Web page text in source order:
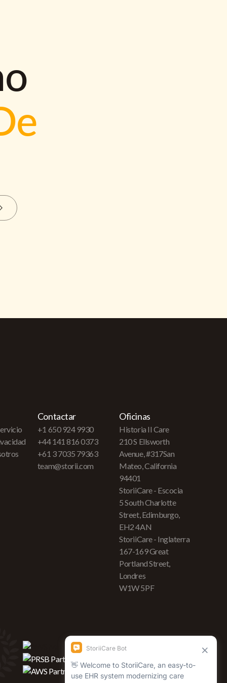
Contactar
+1 650 924 9930
+44 141 816 0373
+61 3 7035 79363
team@storii.com
Oficinas
Historia II Care
210 S Ellsworth
Avenue, #317San
Mateo, California
94401
StoriiCare - Escocia
5 South Charlotte
Street, Edimburgo,
EH2 4AN
StoriiCare - Inglaterra
167-169 Great
Portland Street,
Londres
W1W 5PF